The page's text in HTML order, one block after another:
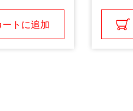
ートに追加